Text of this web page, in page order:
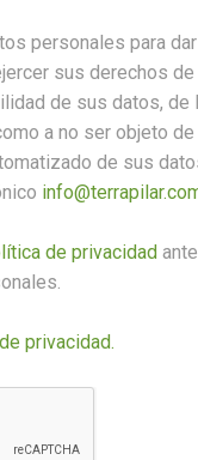
personales para
sus derechos de
de sus datos, de
a no ser objeto
de sus
de privacidad
privacidad.